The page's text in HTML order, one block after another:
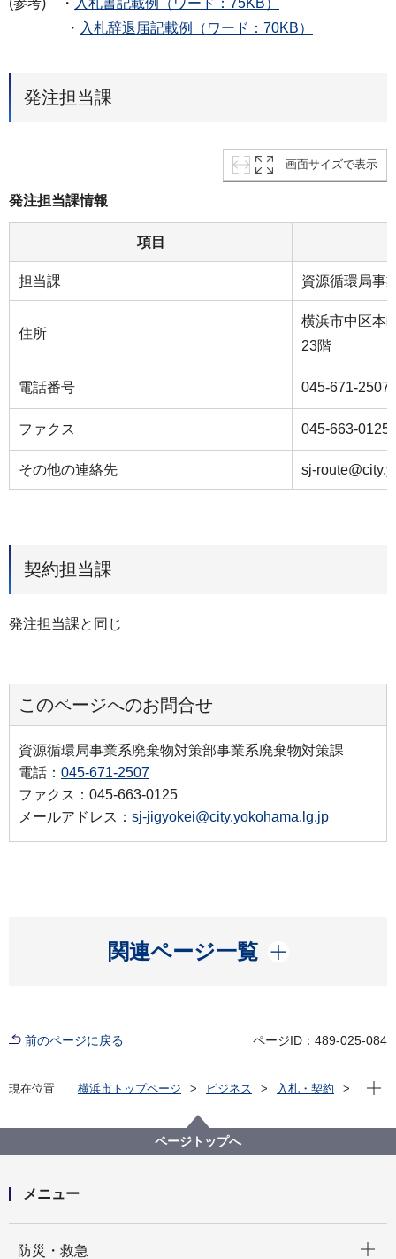
・ 入札辞退届記載例（ワード：70KB）
発注担当課
画面サイズで表示
発注担当課情報
項目
担当課 資源循環局事
住所
横浜市中区本
23階
電話番号 045-671-2507
ファクス 045-663-0125
その他の連絡先 sj-
契約担当課
発注担当課と同じ
このページへのお問合せ
資源循環局事業系廃棄物対策部事業系廃棄物対策課
電話： 045-671-2507
ファクス：045-663-0125
メールアドレス： sj-jigyokei@city.yokohama.lg.jp
関連ページ一覧
開く
前のページに戻る ページID：489-025-084
現在位置 横浜市トップページ ビジネス
入札・契約
【入札結果掲載】【一般競争入札】本市施設資源物
（古紙）下半期収集運搬資源化業務委託（第５ブロッ
現在
ページトップへ
メニュー
防災・救急